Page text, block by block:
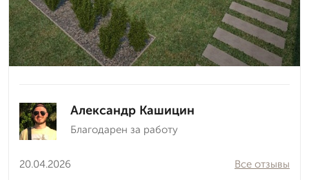
Александр Кашицин
Благодарен за работу
20.04.2026
Все отзывы